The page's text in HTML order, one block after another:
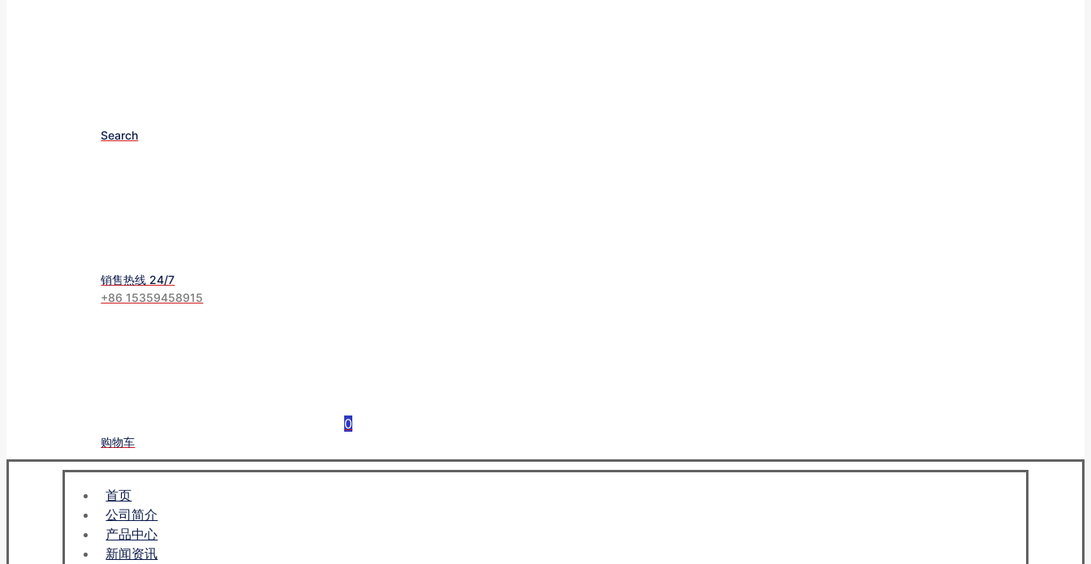
Search
销售热线 24/7
+86 15359458915
0
购物车
首页
公司简介
产品中心
新闻资讯